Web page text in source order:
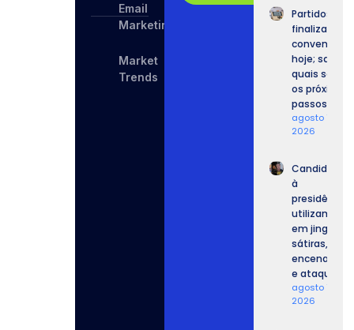
Email
Marketing
Market
Trends
Partidos
finalizam
convenções
hoje; saiba
quais serão
os próximos
passos.
agosto 7,
2026
Candidatos
à
presidência
utilizam IA
em jingles,
sátiras,
encenações
e ataques.
agosto 7,
2026